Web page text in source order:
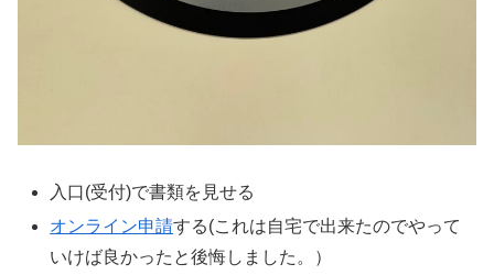
入口(受付)で書類を見せる
オンライン申請する(これは自宅で出来たのでやって
いけば良かったと後悔しました。）